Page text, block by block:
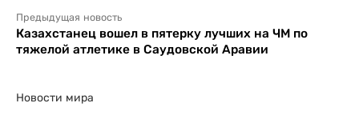
Предыдущая новость
Казахстанец вошел в пятерку лучших на ЧМ по
тяжелой атлетике в Саудовской Аравии
Новости мира